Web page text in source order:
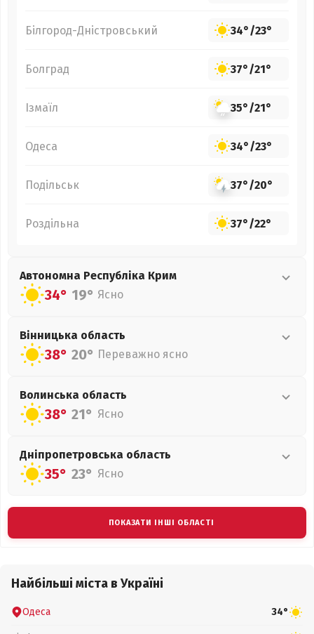
Білгород-Дністровський 34°/23°
Болград 37°/21°
Ізмаїл 35°/21°
Одеса 34°/23°
Подільськ 37°/20°
Роздільна 37°/22°
Автономна Республіка Крим
34° 19° Ясно
Вінницька область
38° 20° Переважно ясно
Волинська область
38° 21° Ясно
Дніпропетровська область
35° 23° Ясно
ПОКАЗАТИ ІНШІ ОБЛАСТІ
Найбільші міста в Україні
Одеса 34°